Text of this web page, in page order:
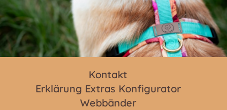
Kontakt
Erklärung Extras Konfigurator
Webbänder